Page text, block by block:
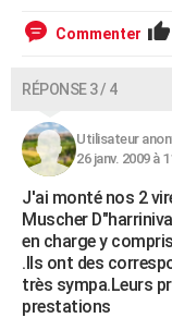
Commenter
RÉPONSE 3 / 4
Utilisateur
26 janv. 2009 à
J'ai monté nos 2
Muscher
en charge y
.Ils ont des
très sympa.Leurs
prestations